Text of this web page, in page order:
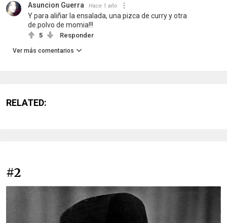
Asuncion Guerra Hace 1 año
Y para aliñar la ensalada, una pizca de curry y otra
de.polvo de momia!!!
5 Responder
Ver más comentarios
RELATED:
#2